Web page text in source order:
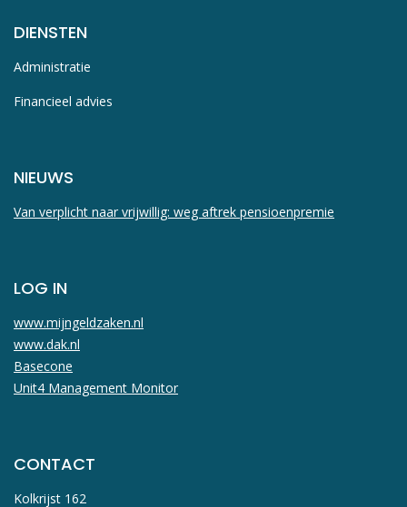
DIENSTEN
Administratie
Financieel advies
NIEUWS
Van verplicht naar vrijwillig: weg aftrek pensioenpremie
LOG IN
www.mijngeldzaken.nl
www.dak.nl
Basecone
Unit4 Management Monitor
CONTACT
Kolkrijst 162